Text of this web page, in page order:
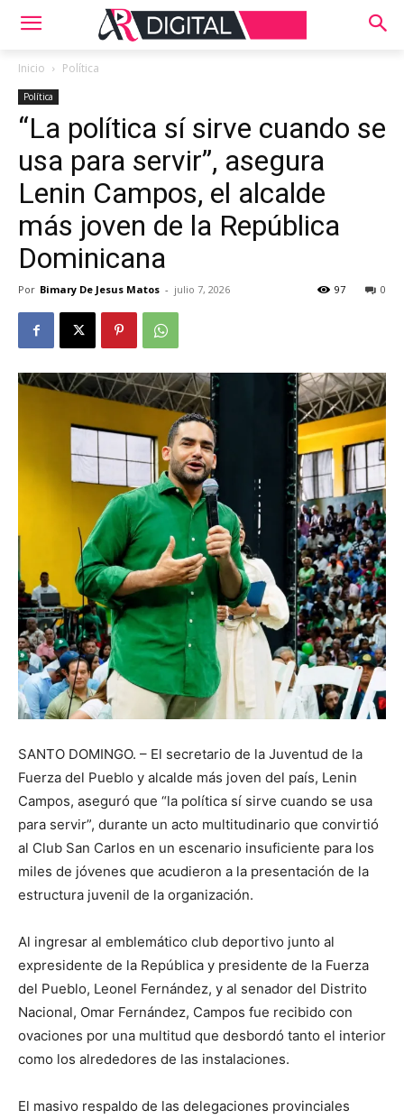
Inicio Política
Política
“La política sí sirve cuando se
usa para servir”, asegura
Lenin Campos, el alcalde
más joven de la República
Dominicana
Por Bimary De Jesus Matos - julio 7, 2026 0
97
SANTO DOMINGO. – El secretario de la Juventud de la
Fuerza del Pueblo y alcalde más joven del país, Lenin
Campos, aseguró que “la política sí sirve cuando se usa
para servir”, durante un acto multitudinario que convirtió
al Club San Carlos en un escenario insuficiente para los
miles de jóvenes que acudieron a la presentación de la
estructura juvenil de la organización.
Al ingresar al emblemático club deportivo junto al
expresidente de la República y presidente de la Fuerza
del Pueblo, Leonel Fernández, y al senador del Distrito
Nacional, Omar Fernández, Campos fue recibido con
ovaciones por una multitud que desbordó tanto el interior
como los alrededores de las instalaciones.
El masivo respaldo de las delegaciones provinciales